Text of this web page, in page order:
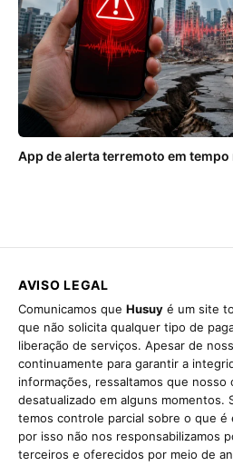
App de alerta terremoto em tempo
AVISO LEGAL
Comunicamos que Husuy é um site
que não solicita qualquer tipo de
liberação de serviços. Apesar de
continuamente para garantir a
informações, ressaltamos que
desatualizado em alguns momentos.
temos controle parcial sobre o que é
por isso não nos responsabilizamos
terceiros e oferecidos por meio de